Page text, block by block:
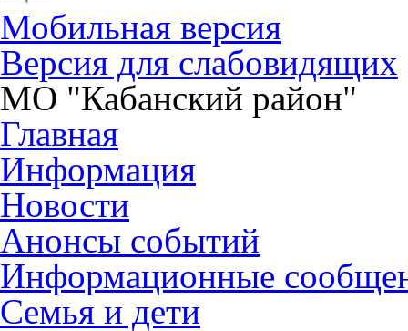
Мобильная версия
Версия для слабовидящих
МО "Кабанский район"
Главная
Информация
Новости
Анонсы событий
Информационные
Семья и дети